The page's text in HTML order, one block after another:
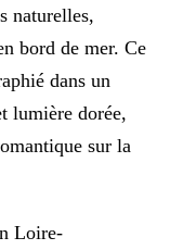
naturelles,
bord de mer. Ce
dans un
lumière dorée,
sur la
Loire-